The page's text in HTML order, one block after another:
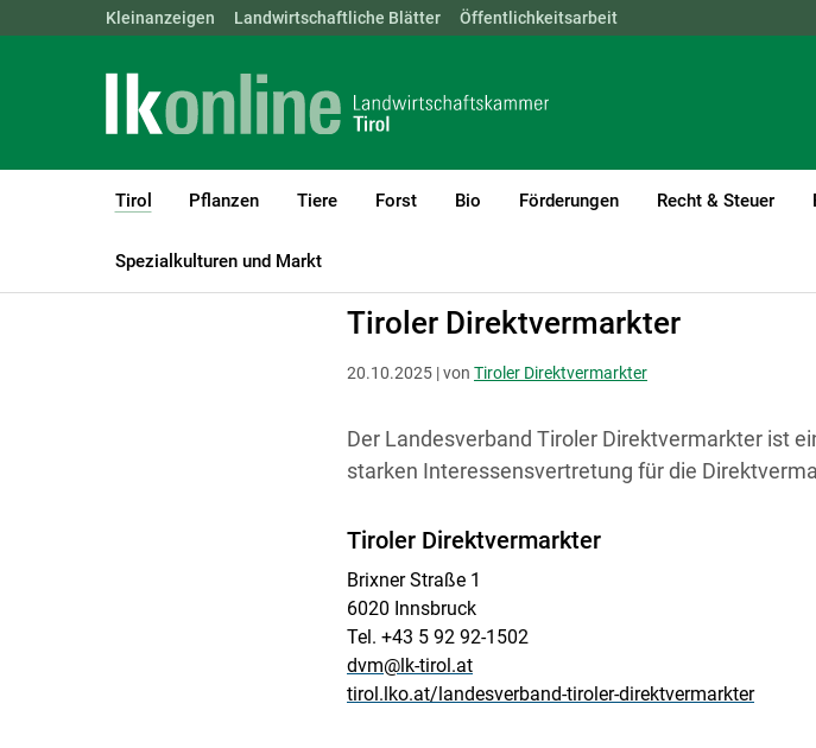
Landwirtschaftskammern: ÖSTERREICH BGLD KTN NÖ OÖ
Kleinanzeigen Landwirtschaftliche Blätter Öffentlichkeitsarbeit
Tirol
(current)1
Pflanzen Tiere Forst Bio Förderungen Recht & Steuer
Spezialkulturen und Markt
LK Tirol Tirol Verbände
Tiroler Direktvermarkter
20.10.2025 | von Tiroler Direktvermarkter
Der Landesverband Tiroler Direktvermarkter ist
starken Interessensvertretung für die
Tiroler Direktvermarkter
Brixner Straße 1
6020 Innsbruck
Tel. +43 5 92 92-1502
dvm@lk-tirol.at
tirol.lko.at/landesverband-tiroler-direktvermarkter